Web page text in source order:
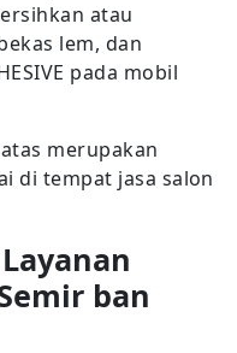
atau
lem, dan
pada mobil
merupakan
di tempat jasa salon
ban